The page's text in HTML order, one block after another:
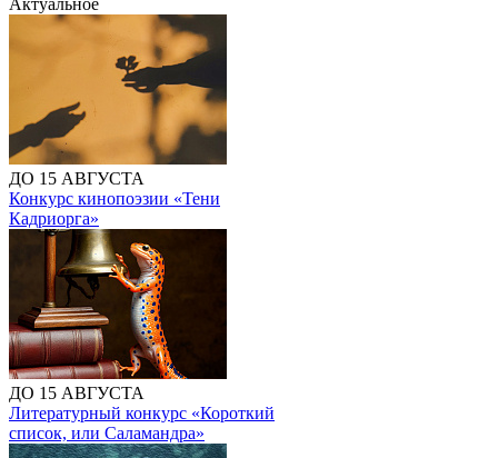
Актуальное
ДО 15 АВГУСТА
Конкурс кинопоэзии «Тени
Кадриорга»
ДО 15 АВГУСТА
Литературный конкурс «Короткий
список, или Саламандра»